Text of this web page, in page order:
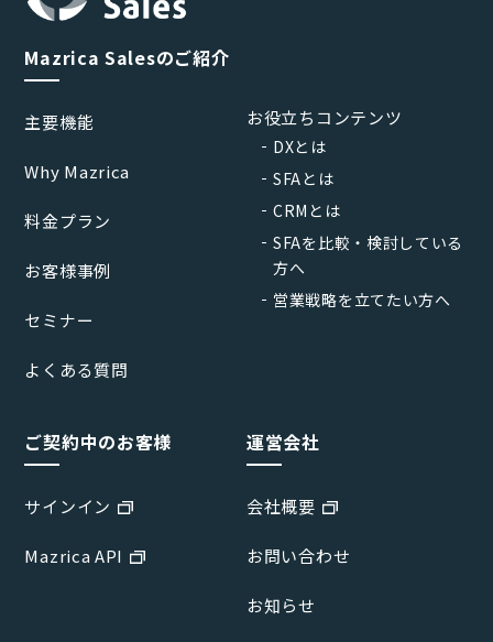
Mazrica Salesのご紹介
主要機能
Why Mazrica
料金プラン
お客様事例
セミナー
よくある質問
お役立ちコンテンツ
DXとは
SFAとは
CRMとは
SFAを比較・検討している
方へ
営業戦略を立てたい方へ
ご契約中のお客様
サインイン
Mazrica API
運営会社
会社概要
お問い合わせ
お知らせ